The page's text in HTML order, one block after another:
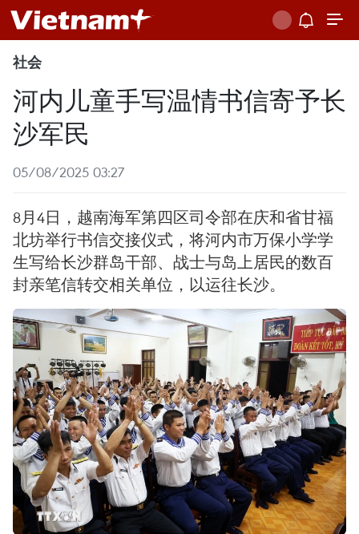
社会
河内儿童手写温情书信寄予长
沙军民
05/08/2025 03:27
8月4日，越南海军第四区司令部在庆和省甘福
北坊举行书信交接仪式，将河内市万保小学学
生写给长沙群岛干部、战士与岛上居民的数百
封亲笔信转交相关单位，以运往长沙。